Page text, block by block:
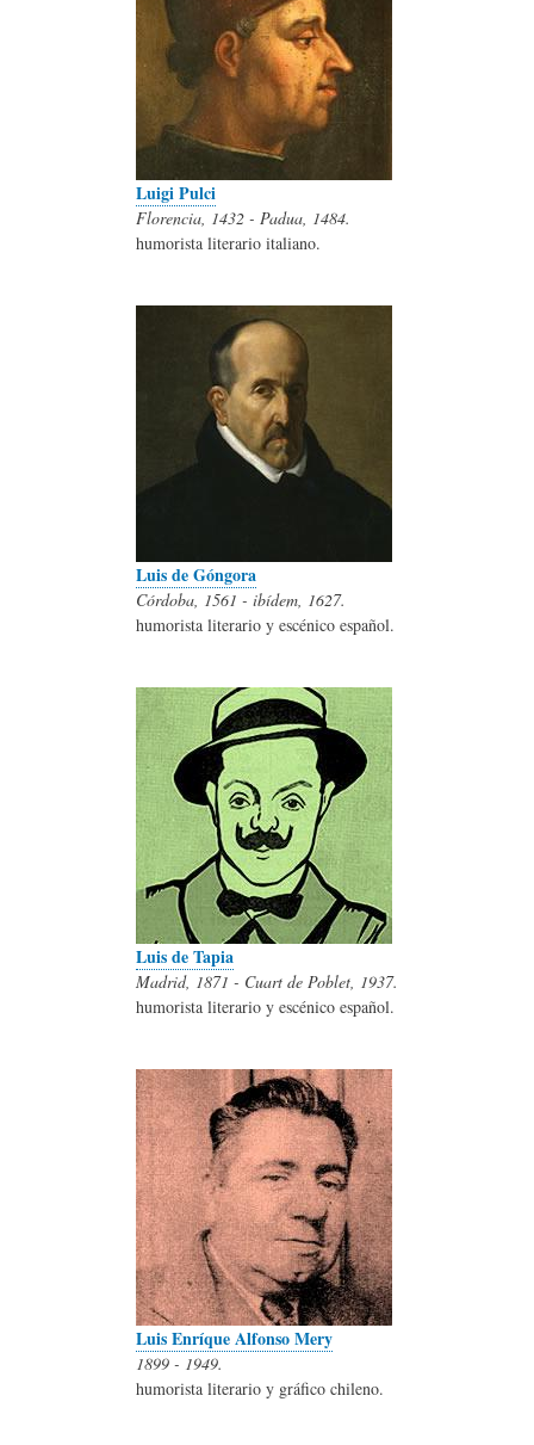
Luigi Pulci
Florencia, 1432 - Padua, 1484.
humorista literario italiano.
Luis de Góngora
Córdoba, 1561 - ibídem, 1627.
humorista literario y escénico español.
Luis de Tapia
Madrid, 1871 - Cuart de Poblet, 1937.
humorista literario y escénico español.
Luis Enríque Alfonso Mery
1899 - 1949.
humorista literario y gráfico chileno.